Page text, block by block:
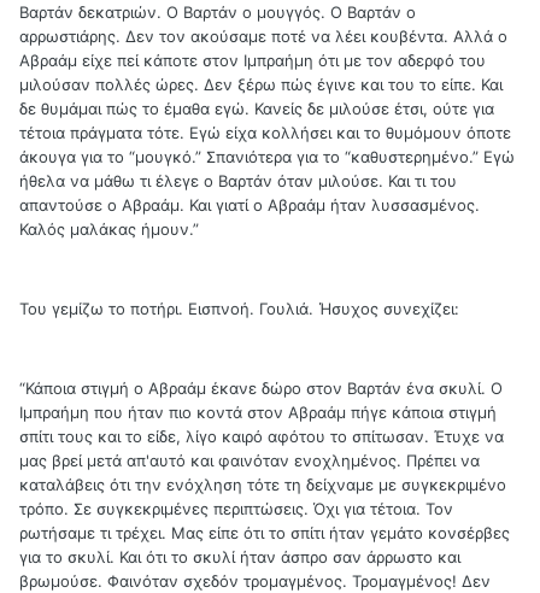
Βαρτάν δεκατριών. Ο Βαρτάν ο μουγγός. Ο Βαρτάν ο
αρρωστιάρης. Δεν τον ακούσαμε ποτέ να λέει κουβέντα. Αλλά ο
Αβραάμ είχε πεί κάποτε στον Ιμπραήμη ότι με τον αδερφό του
μιλούσαν πολλές ώρες. Δεν ξέρω πώς έγινε και του το είπε. Και
δε θυμάμαι πώς το έμαθα εγώ. Κανείς δε μιλούσε έτσι, ούτε για
τέτοια πράγματα τότε. Εγώ είχα κολλήσει και το θυμόμουν όποτε
άκουγα για το “μουγκό.” Σπανιότερα για το “καθυστερημένο.” Εγώ
ήθελα να μάθω τι έλεγε ο Βαρτάν όταν μιλούσε. Και τι του
απαντούσε ο Αβραάμ. Και γιατί ο Αβραάμ ήταν λυσσασμένος.
Καλός μαλάκας ήμουν.”
Του γεμίζω το ποτήρι. Εισπνοή. Γουλιά. Ήσυχος συνεχίζει:
“Κάποια στιγμή ο Αβραάμ έκανε δώρο στον Βαρτάν ένα σκυλί. Ο
Ιμπραήμη που ήταν πιο κοντά στον Αβραάμ πήγε κάποια στιγμή
σπίτι τους και το είδε, λίγο καιρό αφότου το σπίτωσαν. Έτυχε να
μας βρεί μετά απ'αυτό και φαινόταν ενοχλημένος. Πρέπει να
καταλάβεις ότι την ενόχληση τότε τη δείχναμε με συγκεκριμένο
τρόπο. Σε συγκεκριμένες περιπτώσεις. Όχι για τέτοια. Τον
ρωτήσαμε τι τρέχει. Μας είπε ότι το σπίτι ήταν γεμάτο κονσέρβες
για το σκυλί. Και ότι το σκυλί ήταν άσπρο σαν άρρωστο και
βρωμούσε. Φαινόταν σχεδόν τρομαγμένος. Τρομαγμένος! Δεν